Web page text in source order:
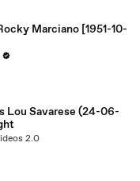
Marciano [1951-10-
Lou Savarese (24-06-
2.0